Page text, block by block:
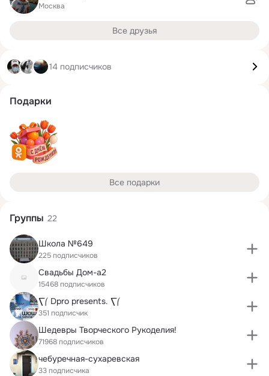
Москва
Все друзья
14 подписчиков
Подарки
Все подарки
Группы 22
Школа №649
225 подписчиков
Свадьбы Дом-а2
15468 подписчиков
⎲⎛ Dpro presents. ⎲⎛
351 подписчик
Шедевры Творческого Рукоделия!
71968 подписчиков
чебуречная-сухаревская
33 подписчика